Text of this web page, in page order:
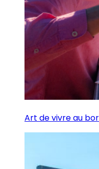
Art de vivre au